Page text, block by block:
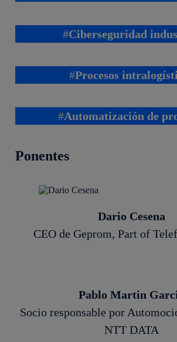
#Ciberseguridad
#Procesos
#Automatización de
Ponentes
Dario Cesena
CEO de Geprom, Part of
Pablo Martin
Socio responsable por
NTT DATA